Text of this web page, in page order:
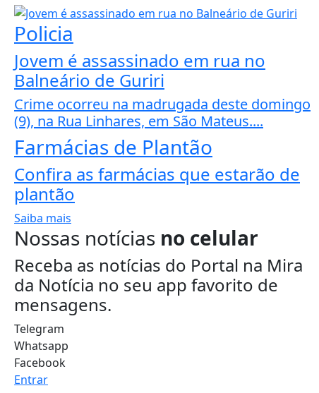
Policia
Jovem é assassinado em rua no
Balneário de Guriri
Crime ocorreu na madrugada deste domingo
(9), na Rua Linhares, em São Mateus....
Farmácias de Plantão
Confira as farmácias que estarão de
plantão
Saiba mais
Nossas notícias no celular
Receba as notícias do Portal na Mira
da Notícia no seu app favorito de
mensagens.
Telegram
Whatsapp
Facebook
Entrar